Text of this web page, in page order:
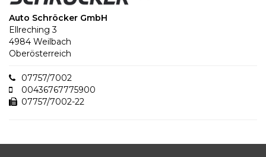
Auto Schröcker GmbH
Ellreching 3
4984 Weilbach
Oberösterreich
07757/7002
00436767775900
07757/7002-22